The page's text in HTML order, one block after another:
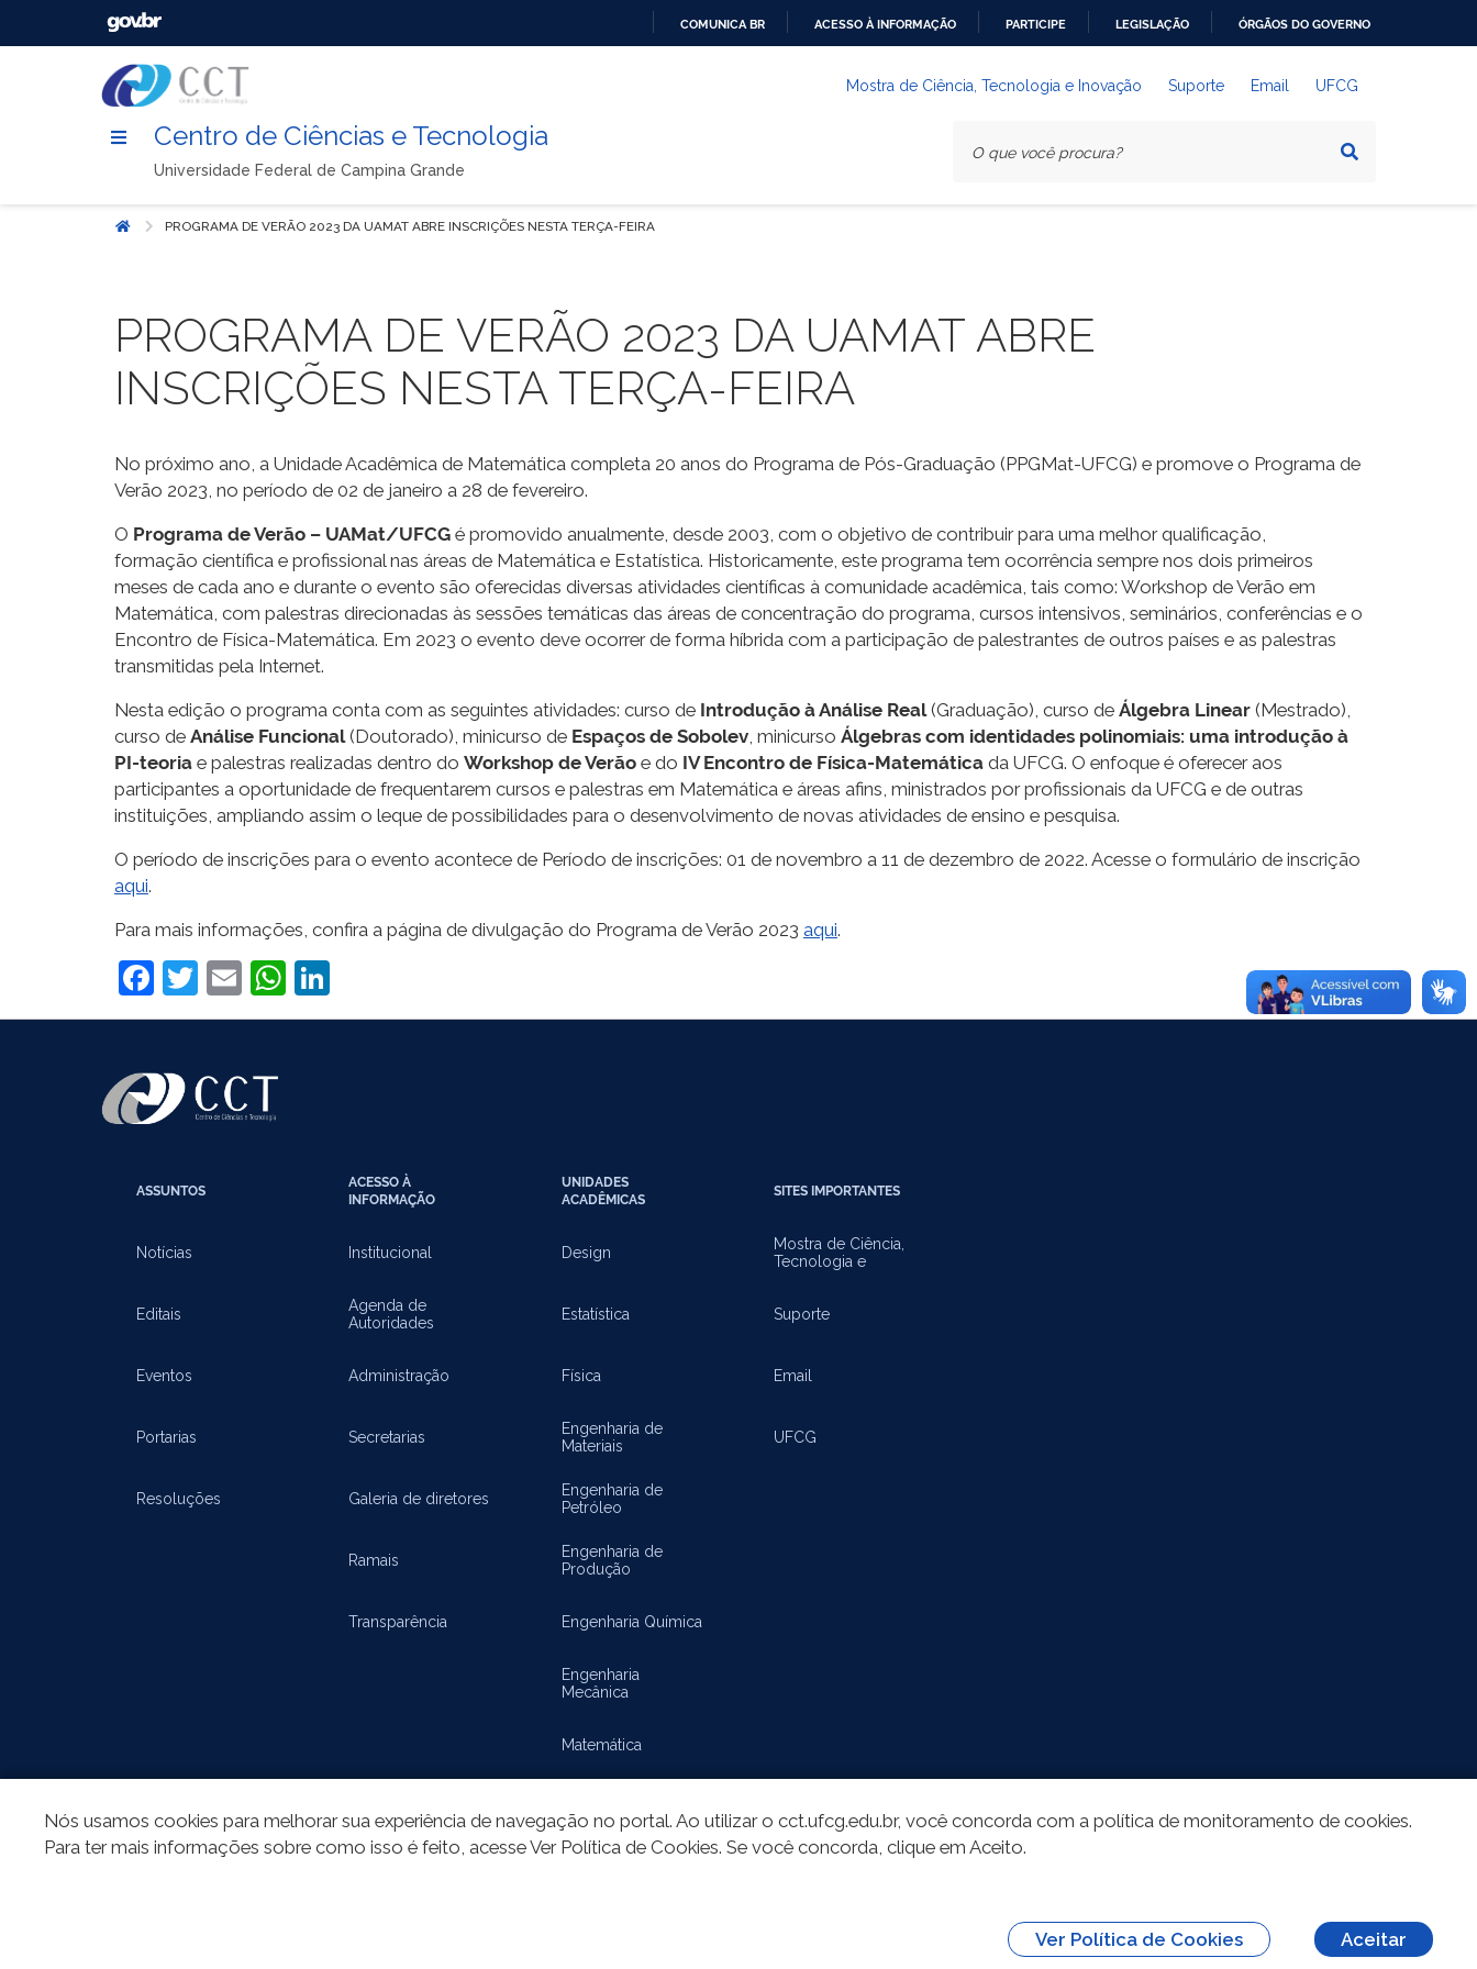
COMUNICA BR ACESSO À INFORMAÇÃO PARTICIPE LEGISLAÇÃO ÓRGÃOS DO GOVERNO
Mostra de Ciência, Tecnologia e Inovação Suporte Email UFCG
Centro de Ciências e Tecnologia
Universidade Federal de Campina Grande
Início PROGRAMA DE VERÃO 2023 DA UAMAT ABRE INSCRIÇÕES NESTA TERÇA-FEIRA
PROGRAMA DE VERÃO 2023 DA UAMAT ABRE
INSCRIÇÕES NESTA TERÇA-FEIRA
No próximo ano, a Unidade Acadêmica de Matemática completa 20 anos do Programa de Pós-Graduação (PPGMat-UFCG) e promove o Programa de
Verão 2023, no período de 02 de janeiro a 28 de fevereiro.
O Programa de Verão – UAMat/UFCG é promovido anualmente, desde 2003, com o objetivo de contribuir para uma melhor qualificação,
formação científica e profissional nas áreas de Matemática e Estatística. Historicamente, este programa tem ocorrência sempre nos dois primeiros
meses de cada ano e durante o evento são oferecidas diversas atividades científicas à comunidade acadêmica, tais como: Workshop de Verão em
Matemática, com palestras direcionadas às sessões temáticas das áreas de concentração do programa, cursos intensivos, seminários, conferências e o
Encontro de Física-Matemática. Em 2023 o evento deve ocorrer de forma híbrida com a participação de palestrantes de outros países e as palestras
transmitidas pela Internet.
Nesta edição o programa conta com as seguintes atividades: curso de Introdução à Análise Real(Graduação), curso de Álgebra Linear (Mestrado),
curso de Análise Funcional(Doutorado), minicurso de Espaços de Sobolev , minicurso Álgebras com identidades polinomiais: uma introdução à
PI-teoria e palestras realizadas dentro do Workshop de Verão e do IV Encontro de Física-Matemática da UFCG. O enfoque é oferecer aos
participantes a oportunidade de frequentarem cursos e palestras em Matemática e áreas afins, ministrados por profissionais da UFCG e de outras
instituições, ampliando assim o leque de possibilidades para o desenvolvimento de novas atividades de ensino e pesquisa.
O período de inscrições para o evento acontece de Período de inscrições: 01 de novembro a 11 de dezembro de 2022. Acesse o formulário de inscrição
aqui.
Para mais informações, confira a página de divulgação do Programa de Verão 2023 aqui.
Facebook
Twitter
EmailWhatsApp
ASSUNTOS
Notícias
Editais
Eventos
Portarias
Resoluções
ACESSO À
INFORMAÇÃO
Institucional
Agenda de
Autoridades
Administração
Secretarias
Galeria de diretores
Ramais
Transparência
UNIDADES
ACADÊMICAS
Design
Estatística
Física
Engenharia de
Materiais
Engenharia de
Petróleo
Engenharia de
Produção
Engenharia Química
Engenharia
Mecânica
Matemática
SITES IMPORTANTES
Mostra de Ciência,
Tecnologia e
Suporte
Email
UFCG
REDES SOCIAIS
Nós usamos cookies para melhorar sua experiência de navegação no portal. Ao utilizar o cct.ufcg.edu.br, você concorda com a política de monitoramento de cookies.
Para ter mais informações sobre como isso é feito, acesse Ver Política de Cookies. Se você concorda, clique em Aceito.
Ver Política de Cookies Aceitar